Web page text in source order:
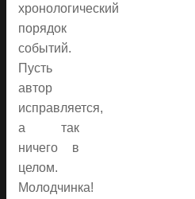
хронологический
порядок
событий.
Пусть
автор
исправляется,
а так
ничего в
целом.
Молодчинка!